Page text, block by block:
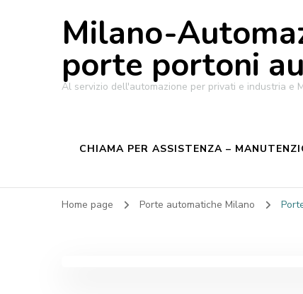
Milano-
porte portoni
Al servizio dell'automazione per privati e industria e
CHIAMA PER ASSISTENZA –
Home page Porte automatiche Milano